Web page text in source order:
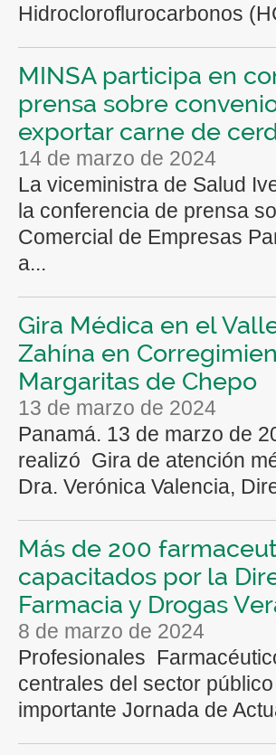
Hidrocloroflurocarbonos
MINSA participa en
prensa sobre
exportar carne de
14 de marzo de 2024
La viceministra de Salud
la conferencia de prensa
Comercial de Empresas
a...
Gira Médica en el
Zahína en
Margaritas de Chepo
13 de marzo de 2024
Panamá. 13 de marzo de
realizó Gira de atención
Dra. Verónica Valencia,
Más de 200
capacitados por la
Farmacia y Drogas
8 de marzo de 2024
Profesionales
centrales del sector
importante Jornada de